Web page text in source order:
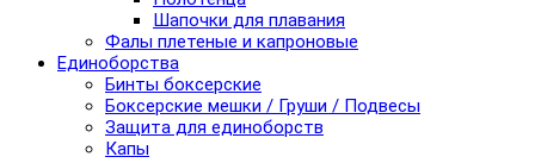
Шапочки для плавания
Фалы плетеные и капроновые
Единоборства
Бинты боксерские
Боксерские мешки / Груши / Подвесы
Защита для единоборств
Капы